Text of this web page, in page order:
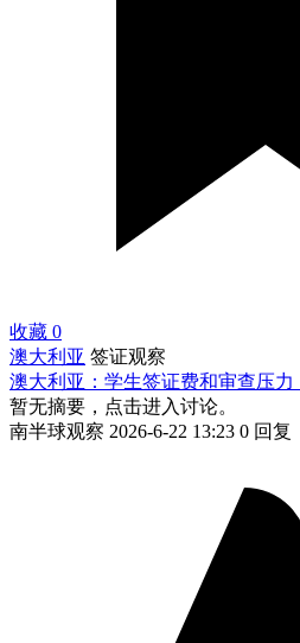
收藏 0
澳大利亚 签证观察
澳大利亚：学生签证费和审查压
暂无摘要，点击进入讨论。
南半球观察 2026-6-22 13:23 0 回复